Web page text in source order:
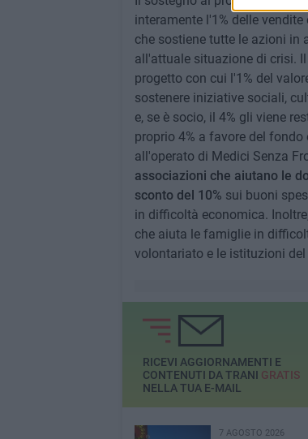
interamente l'1% delle
che sostiene tutte le azioni in
all'attuale situazione di crisi.
progetto con cui l'1% del
sostenere iniziative sociali,
e, se è socio, il 4% gli viene
proprio 4% a favore del fondo
all'operato di Medici Senza
associazioni che aiutano le
sconto del 10% sui buoni
in difficoltà economica.
che aiuta le famiglie in
volontariato e le istituzioni
RICEVI AGGIORNAMENTI E
CONTENUTI DA TRANI GRATIS
NELLA TUA E-MAIL
7 AGOSTO 2026